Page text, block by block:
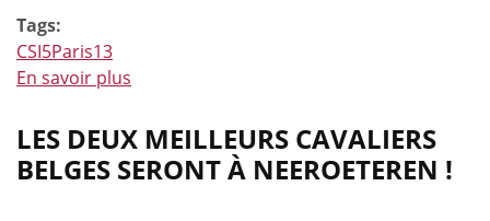
Tags:
CSI5Paris13
En savoir plus
de
La
grande
LES DEUX MEILLEURS CAVALIERS
BELGES SERONT À NEEROETEREN !